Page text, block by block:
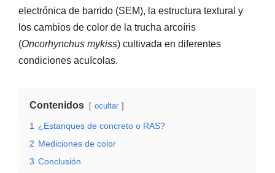
electrónica de barrido (SEM), la estructura textural y
los cambios de color de la trucha arcoíris
(Oncorhynchus mykiss) cultivada en diferentes
condiciones acuícolas.
Contenidos ocultar
1
¿Estanques de concreto o RAS?
2 Mediciones de color
3 Conclusión